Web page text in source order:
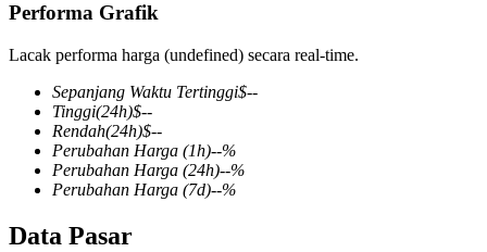
COIN-M Berjangka
Mata Uang Kripto Berjangka
TradFi
Performa Grafik
Lacak performa harga (undefined) secara real-time.
Sepanjang Waktu Tertinggi$--
Tinggi(24h)$--
Rendah(24h)$--
Perubahan Harga (1h)--%
Perubahan Harga (24h)--%
Perubahan Harga (7d)--%
Data Pasar